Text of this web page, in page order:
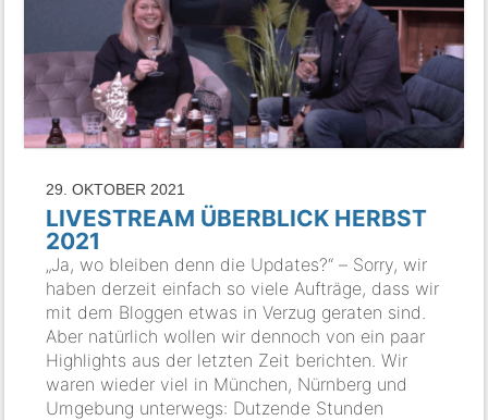
29. OKTOBER 2021
LIVESTREAM ÜBERBLICK HERBST
2021
„Ja, wo bleiben denn die Updates?“ – Sorry, wir
haben derzeit einfach so viele Aufträge, dass wir
mit dem Bloggen etwas in Verzug geraten sind.
Aber natürlich wollen wir dennoch von ein paar
Highlights aus der letzten Zeit berichten. Wir
waren wieder viel in München, Nürnberg und
Umgebung unterwegs: Dutzende Stunden